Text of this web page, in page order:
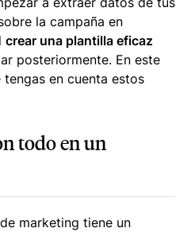
la campaña en
crear una plantilla eficaz
posteriormente. En este
en cuenta estos
todo en un
marketing tiene un